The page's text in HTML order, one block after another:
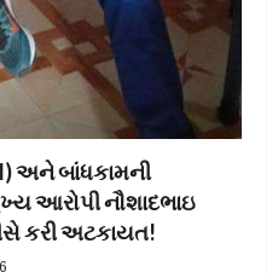
અને બાંધકામની
આરોપી નૌશાદભાઇ
કરી અટકાયત!